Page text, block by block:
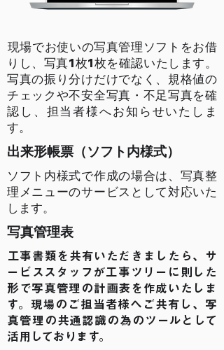
​現場でお使いの写真管理ソフトをお借
りし、写真1枚1枚を確認いたします。
写真の振り分けだけでなく、規格値の
チェックや不安全写真・不足写真を確
認し、担当者様へお知らせいたしま
す。
​出来形帳票（ソフト内様式）
ソフト内様式で作成の場合は、写真整
理メニューのサービスとして対応いた
します。
写真管理表
​工事書類を共有いただきましたら、サ
ービススタッフが工事ツリーに則した
形で写真管理の計画表を作成いたしま
す。現場のご担当者様へご共有し、写
真管理の共通認識の為のツールとして
活用しております。